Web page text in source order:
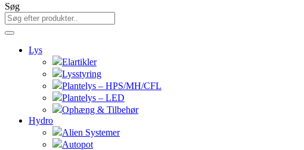
Søg
Lys
Elartikler
Lysstyring
Plantelys – HPS/MH/CFL
Plantelys – LED
Ophæng & Tilbehør
Hydro
Alien Systemer
Autopot